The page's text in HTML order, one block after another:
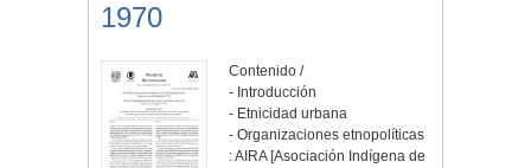
1970
Contenido /
- Introducción
- Etnicidad urbana
- Organizaciones etnopolíticas
: AIRA [Asociación Indígena de